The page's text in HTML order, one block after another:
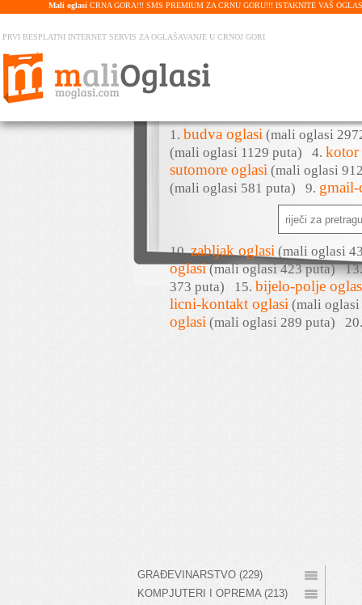
Mali oglasi CRNA GORA!!! SMS PREMIUM ZA CRNU GORU!!! ISTAKNITE VAŠ
PRVI BESPLATNI INTERNET SERVIS ZA OGLAŠAVANJE U CRNOJ GORI
1. budva oglasi (mali oglasi
(mali oglasi 1129 puta) 4. kotor
sutomore oglasi (mali oglasi
(mali oglasi 581 puta) 9. gmail-
10. zabljak oglasi (mali oglasi
oglasi(mali oglasi 423 puta)13.
373 puta) 15. bijelo-polje
licni-kontakt oglasi (mali
oglasi (mali oglasi 289 puta) 20.
GRAĐEVINARSTVO (229)
KOMPJUTERI I OPREMA (213)